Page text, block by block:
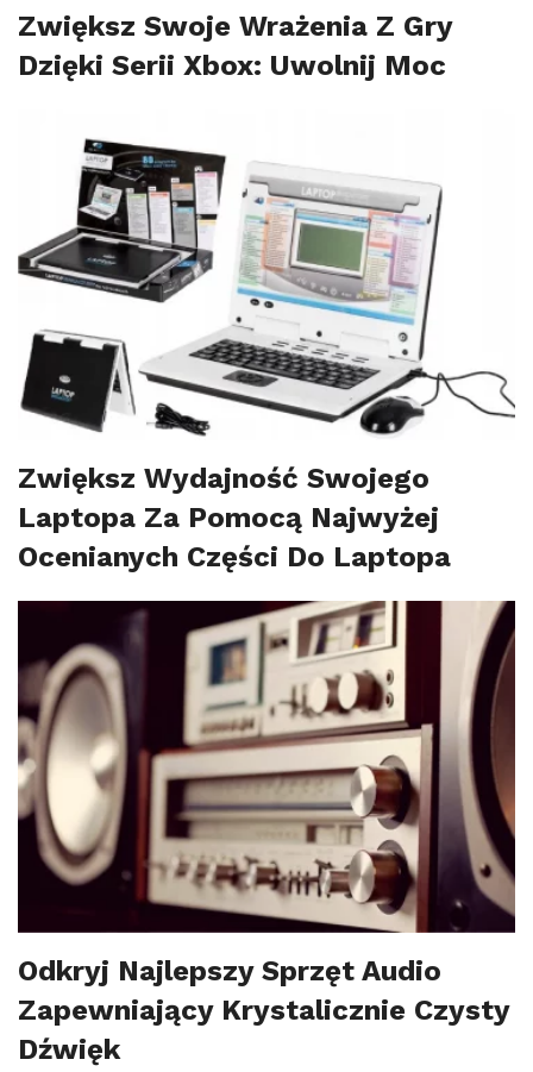
Zwiększ Swoje Wrażenia Z Gry
Dzięki Serii Xbox: Uwolnij Moc
Zwiększ Wydajność Swojego
Laptopa Za Pomocą Najwyżej
Ocenianych Części Do Laptopa
Odkryj Najlepszy Sprzęt Audio
Zapewniający Krystalicznie Czysty
Dźwięk